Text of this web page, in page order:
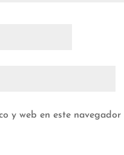
y web en este